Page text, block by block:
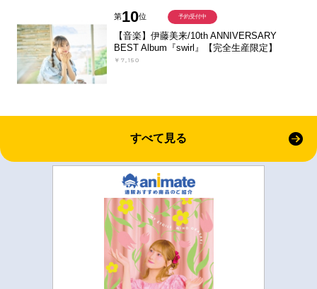
第10位
【音楽】伊藤美来/10th ANNIVERSARY
BEST Album『swirl』【完全生産限定】
￥7,150
予約受付中
すべて見る